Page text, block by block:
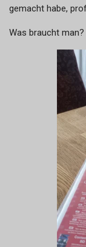
gemacht habe,
Was braucht man?